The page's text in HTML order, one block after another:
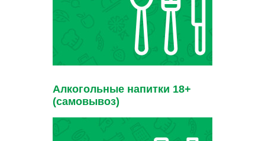
Алкогольные напитки 18+
(самовывоз)